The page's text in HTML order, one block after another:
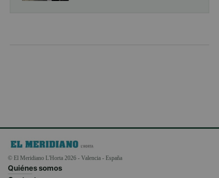
© El Meridiano L'Horta 2026 - Valencia - España
Quiénes somos